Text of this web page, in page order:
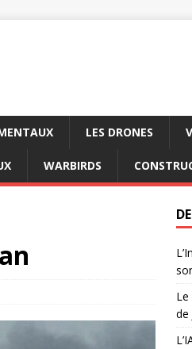
LES DRONES
WARBIRDS
de